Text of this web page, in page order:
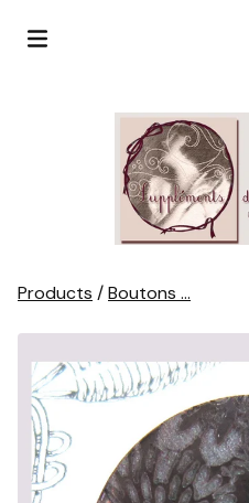
Products /Boutons ...